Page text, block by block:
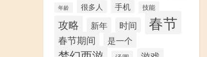
年龄 很多人 手机 技能
攻略 新年 时间 春节
春节期间 是一个